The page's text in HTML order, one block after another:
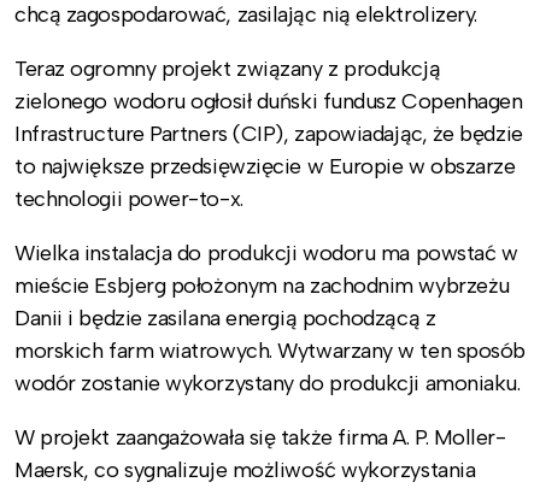
chcą zagospodarować, zasilając nią elektrolizery.
Teraz ogromny projekt związany z produkcją
zielonego wodoru ogłosił duński fundusz Copenhagen
Infrastructure Partners (CIP), zapowiadając, że będzie
to największe przedsięwzięcie w Europie w obszarze
technologii power-to-x.
Wielka instalacja do produkcji wodoru ma powstać w
mieście Esbjerg położonym na zachodnim wybrzeżu
Danii i będzie zasilana energią pochodzącą z
morskich farm wiatrowych. Wytwarzany w ten sposób
wodór zostanie wykorzystany do produkcji amoniaku.
W projekt zaangażowała się także firma A. P. Moller-
Maersk, co sygnalizuje możliwość wykorzystania